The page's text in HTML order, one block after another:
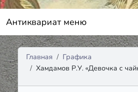
Антиквариат меню
Главная
Графика
Хамдамов Р.У. «Девочка с